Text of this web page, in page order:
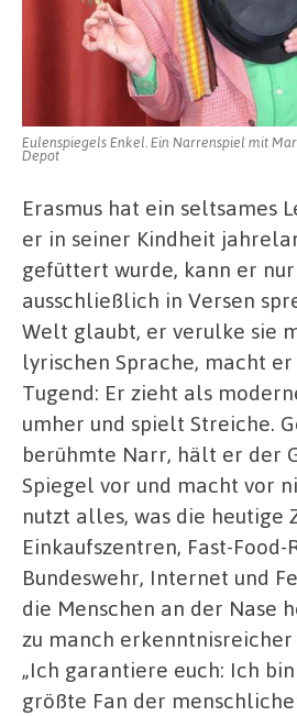
Eulenspiegels Enkel. Ein Narrenspiel mit
Depot
Erasmus hat ein seltsames
er in seiner Kindheit
gefüttert wurde, kann er
ausschließlich in Versen
Welt glaubt, er verulke sie
lyrischen Sprache, macht
Tugend: Er zieht als
umher und spielt Streiche.
berühmte Narr, hält er der
Spiegel vor und macht vor
nutzt alles, was die heutige
Einkaufszentren, Fast-Food-
Bundeswehr, Internet und
die Menschen an der Nase
zu manch erkenntnisreicher
„Ich garantiere euch: Ich
größte Fan der